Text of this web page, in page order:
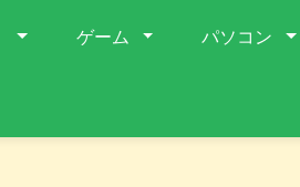
ゲーム パソコン